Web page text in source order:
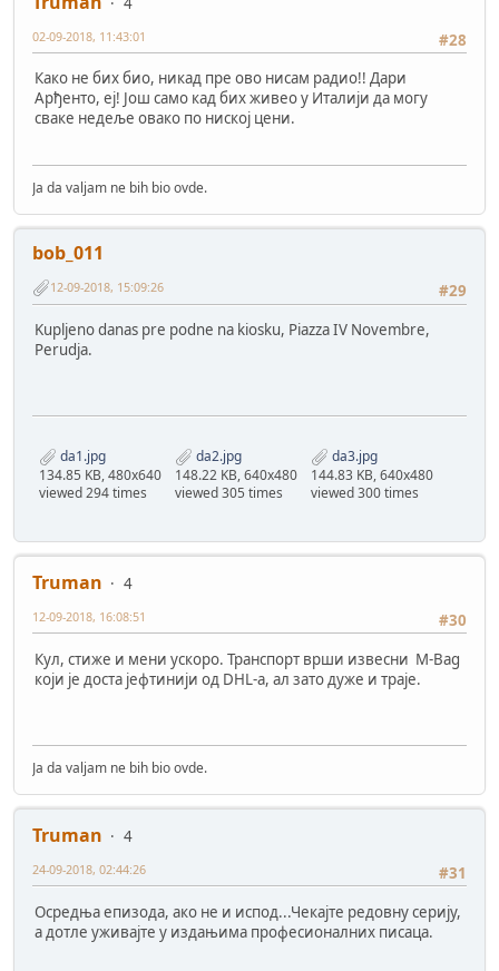
#28
02-09-2018, 11:43:01
Како не бих био, никад пре ово нисам радио!! Дари
Арђенто, еј! Још само кад бих живео у Италији да могу
сваке недеље овако по ниској цени.
Ja da valjam ne bih bio ovde.
bob_011
#29
12-09-2018, 15:09:26
Kupljeno danas pre podne na kiosku, Piazza IV Novembre,
Perudja.
da1.jpg
134.85 KB, 480x640
viewed 294 times
da2.jpg
148.22 KB, 640x480
viewed 305 times
da3.jpg
144.83 KB, 640x480
viewed 300 times
Truman
4
#30
12-09-2018, 16:08:51
Кул, стиже и мени ускоро. Транспорт врши извесни M-Bag
који је доста јефтинији од DHL-а, ал зато дуже и траје.
Ja da valjam ne bih bio ovde.
Truman
4
#31
24-09-2018, 02:44:26
Осредња епизода, ако не и испод...Чекајте редовну серију,
а дотле уживајте у издањима професионалних писаца.